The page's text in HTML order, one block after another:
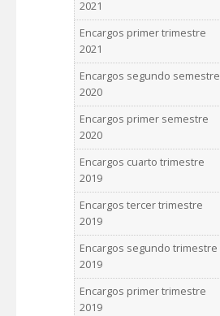
2021
Encargos primer trimestre
2021
Encargos segundo semestre
2020
Encargos primer semestre
2020
Encargos cuarto trimestre
2019
Encargos tercer trimestre
2019
Encargos segundo trimestre
2019
Encargos primer trimestre
2019